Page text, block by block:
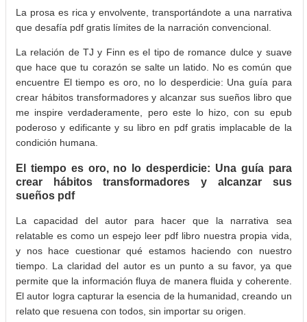
La prosa es rica y envolvente, transportándote a una narrativa
que desafía pdf gratis límites de la narración convencional.
La relación de TJ y Finn es el tipo de romance dulce y suave
que hace que tu corazón se salte un latido. No es común que
encuentre El tiempo es oro, no lo desperdicie: Una guía para
crear hábitos transformadores y alcanzar sus sueños libro que
me inspire verdaderamente, pero este lo hizo, con su epub
poderoso y edificante y su libro en pdf gratis implacable de la
condición humana.
El tiempo es oro, no lo desperdicie: Una guía para
crear hábitos transformadores y alcanzar sus
sueños pdf
La capacidad del autor para hacer que la narrativa sea
relatable es como un espejo leer pdf libro nuestra propia vida,
y nos hace cuestionar qué estamos haciendo con nuestro
tiempo. La claridad del autor es un punto a su favor, ya que
permite que la información fluya de manera fluida y coherente.
El autor logra capturar la esencia de la humanidad, creando un
relato que resuena con todos, sin importar su origen.